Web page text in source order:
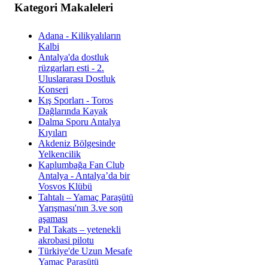
Kategori Makaleleri
Adana - Kilikyalıların
Kalbi
Antalya'da dostluk
rüzgarları esti - 2.
Uluslararası Dostluk
Konseri
Kış Sporları - Toros
Dağlarında Kayak
Dalma Sporu Antalya
Kıyıları
Akdeniz Bölgesinde
Yelkencilik
Kaplumbağa Fan Club
Antalya - Antalya’da bir
Vosvos Klübü
Tahtalı – Yamaç Paraşütü
Yarışması'nın 3.ve son
aşaması
Pal Takats – yetenekli
akrobasi pilotu
Türkiye'de Uzun Mesafe
Yamaç Paraşütü